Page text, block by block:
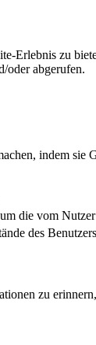
Erlebnis zu
oder abgerufen.
indem
die vom
des
zu